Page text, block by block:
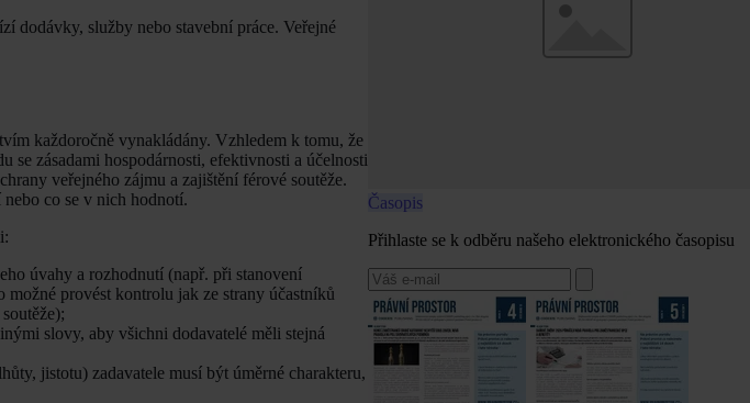
dodávky, služby nebo stavební práce. Veřejné
každoročně vynakládány. Vzhledem k tomu, že
zásadami hospodárnosti, efektivnosti a účelnosti
veřejného zájmu a zajištění férové soutěže.
co se v nich hodnotí.
úvahy a rozhodnutí (např. při stanovení
provést kontrolu jak ze strany účastníků
slovy, aby všichni dodavatelé měli stejná
jistotu) zadavatele musí být úměrné charakteru,
Časopis
Přihlaste se k odběru našeho elektronického časopisu